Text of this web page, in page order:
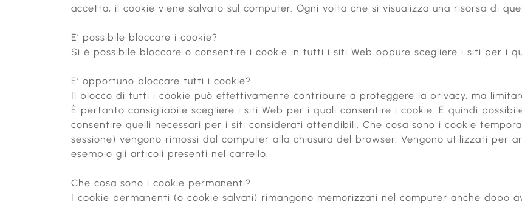
accetta, il cookie viene salvato sul computer. Ogni volta che si visualizza una risorsa di
E’ possibile bloccare i cookie?
Sì è possibile bloccare o consentire i cookie in tutti i siti Web oppure scegliere i siti per i
E’ opportuno bloccare tutti i cookie?
Il blocco di tutti i cookie può effettivamente contribuire a proteggere la privacy, ma
È pertanto consigliabile scegliere i siti Web per i quali consentire i cookie. È quindi
consentire quelli necessari per i siti considerati attendibili. Che cosa sono i cookie
sessione) vengono rimossi dal computer alla chiusura del browser. Vengono utilizzati per
esempio gli articoli presenti nel carrello.
Che cosa sono i cookie permanenti?
I cookie permanenti (o cookie salvati) rimangono memorizzati nel computer anche dopo